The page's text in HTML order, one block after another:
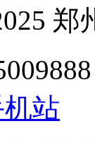
站